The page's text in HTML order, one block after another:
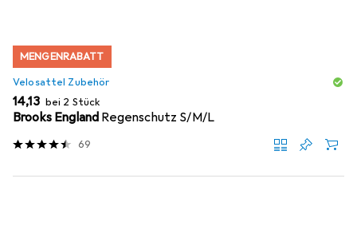
MENGENRABATT
Velosattel Zubehör
EUR
14,13 bei 2 Stück
Brooks England Regenschutz S/M/L
69